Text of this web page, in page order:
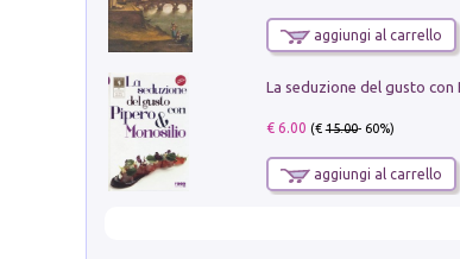
aggiungi al carrello
€ 6.00 (€15.00- 60%)
aggiungi al carrello